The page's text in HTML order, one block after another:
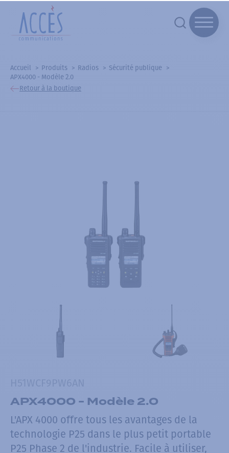
Accueil Produits Radios
Sécurité publique
APX4000 - Modèle 2.0
Retour à la boutique
APX4000 - Modèle 2.0
L'APX 4000 offre tous les avantages de la
technologie P25 dans le plus petit portable
P25 Phase 2 de l'industrie. Facile à utiliser,